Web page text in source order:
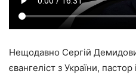
Нещодавно Сергій
євангеліст з України,